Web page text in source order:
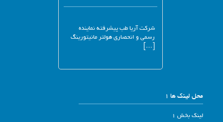
شرکت آریا طب پیشرفته نماینده
رسمی و انحصاری هولتر مانیتورینگ
[…]
محل لینک ها 1
لینک بخش 1